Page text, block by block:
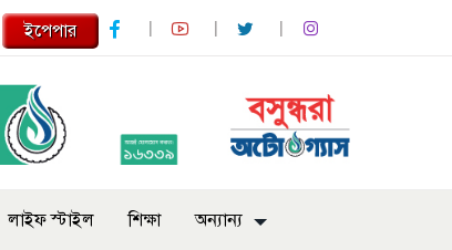
ইপেপার
লাইফ স্টাইল শিক্ষা অন্যান্য